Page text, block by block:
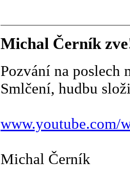
Michal Černík
Pozvání na poslech
Smlčení, hudbu
www.youtube.com/
Michal Černík